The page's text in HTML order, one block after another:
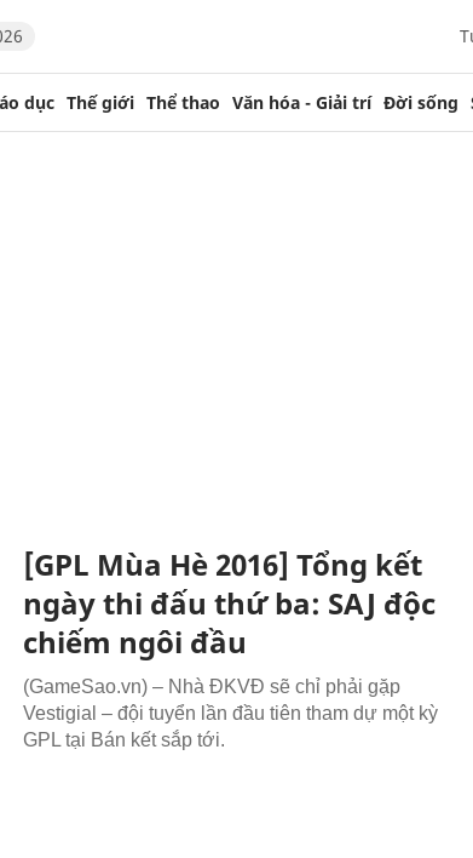
dục Thế giới Thể thao Văn hóa - Giải trí Đời sống
[GPL Mùa Hè 2016] Tổng kết
ngày thi đấu thứ ba: SAJ độc
chiếm ngôi đầu
(GameSao.vn) – Nhà ĐKVĐ sẽ chỉ phải gặp
Vestigial – đội tuyển lần đầu tiên tham dự một kỳ
GPL tại Bán kết sắp tới.